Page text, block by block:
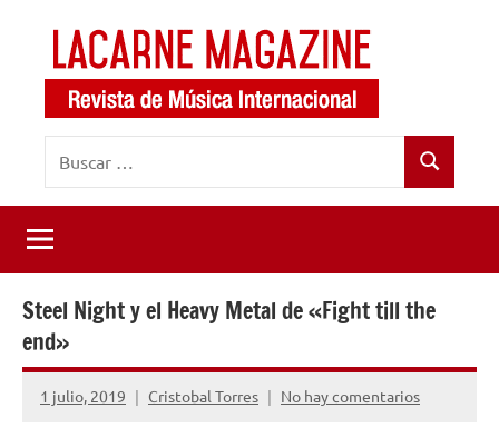
contenido
LaCarne
Magazine
de
música
internacional
Buscar
Steel Night y el Heavy Metal de «Fight till the
end»
1 julio, 2019 Cristobal Torres No hay comentarios